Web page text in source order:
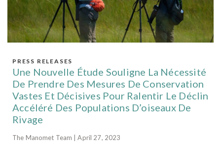
PRESS RELEASES
Une Nouvelle Étude Souligne La Nécessité
De Prendre Des Mesures De Conservation
Vastes Et Décisives Pour Ralentir Le Déclin
Accéléré Des Populations D’oiseaux De
Rivage
The Manomet Team | April 27, 2023